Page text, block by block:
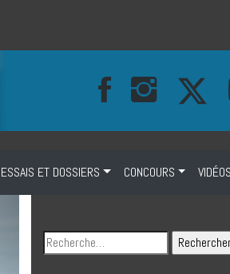
ESSAIS ET DOSSIERS CONCOURS VIDÉOS